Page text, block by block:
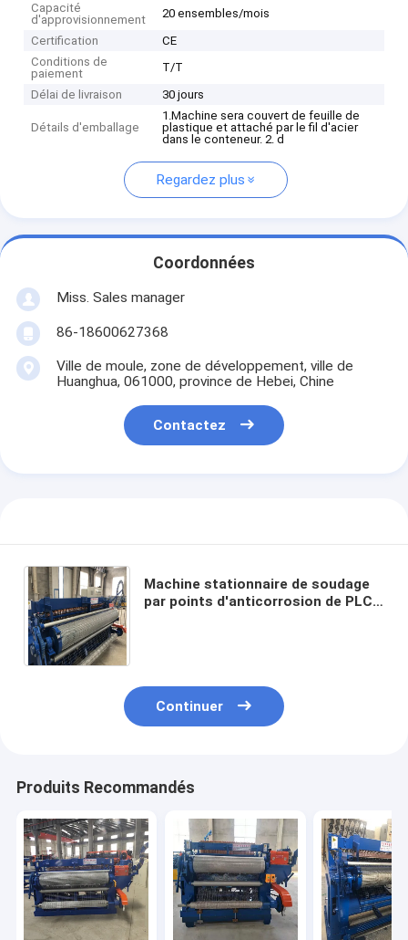
Capacité
d'approvisionnement
20 ensembles/mois
Certification
CE
Conditions de
paiement
T/T
Délai de livraison
30 jours
Détails d'emballage
1.Machine sera couvert de feuille de
plastique et attaché par le fil d'acier
dans le conteneur. 2. d
Regardez plus
Coordonnées
Miss. Sales manager
86-18600627368
Ville de moule, zone de développement, ville de
Huanghua, 061000, province de Hebei, Chine
Contactez
Machine stationnaire de soudage
par points d'anticorrosion de PLC,
Continuer
Produits Recommandés